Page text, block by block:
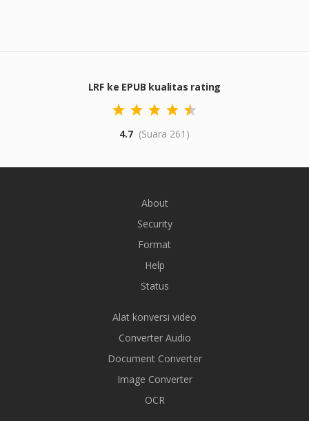
LRF ke EPUB kualitas rating
4.7 (Suara 261)
About
Security
Format
Help
Status
Alat konversi video
Converter Audio
Document Converter
Image Converter
OCR